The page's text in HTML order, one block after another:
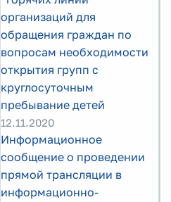
организаций для
обращения граждан по
вопросам необходимости
открытия групп с
круглосуточным
пребывание детей
12.11.2020
Информационное
сообщение о проведении
прямой трансляции в
информационно-